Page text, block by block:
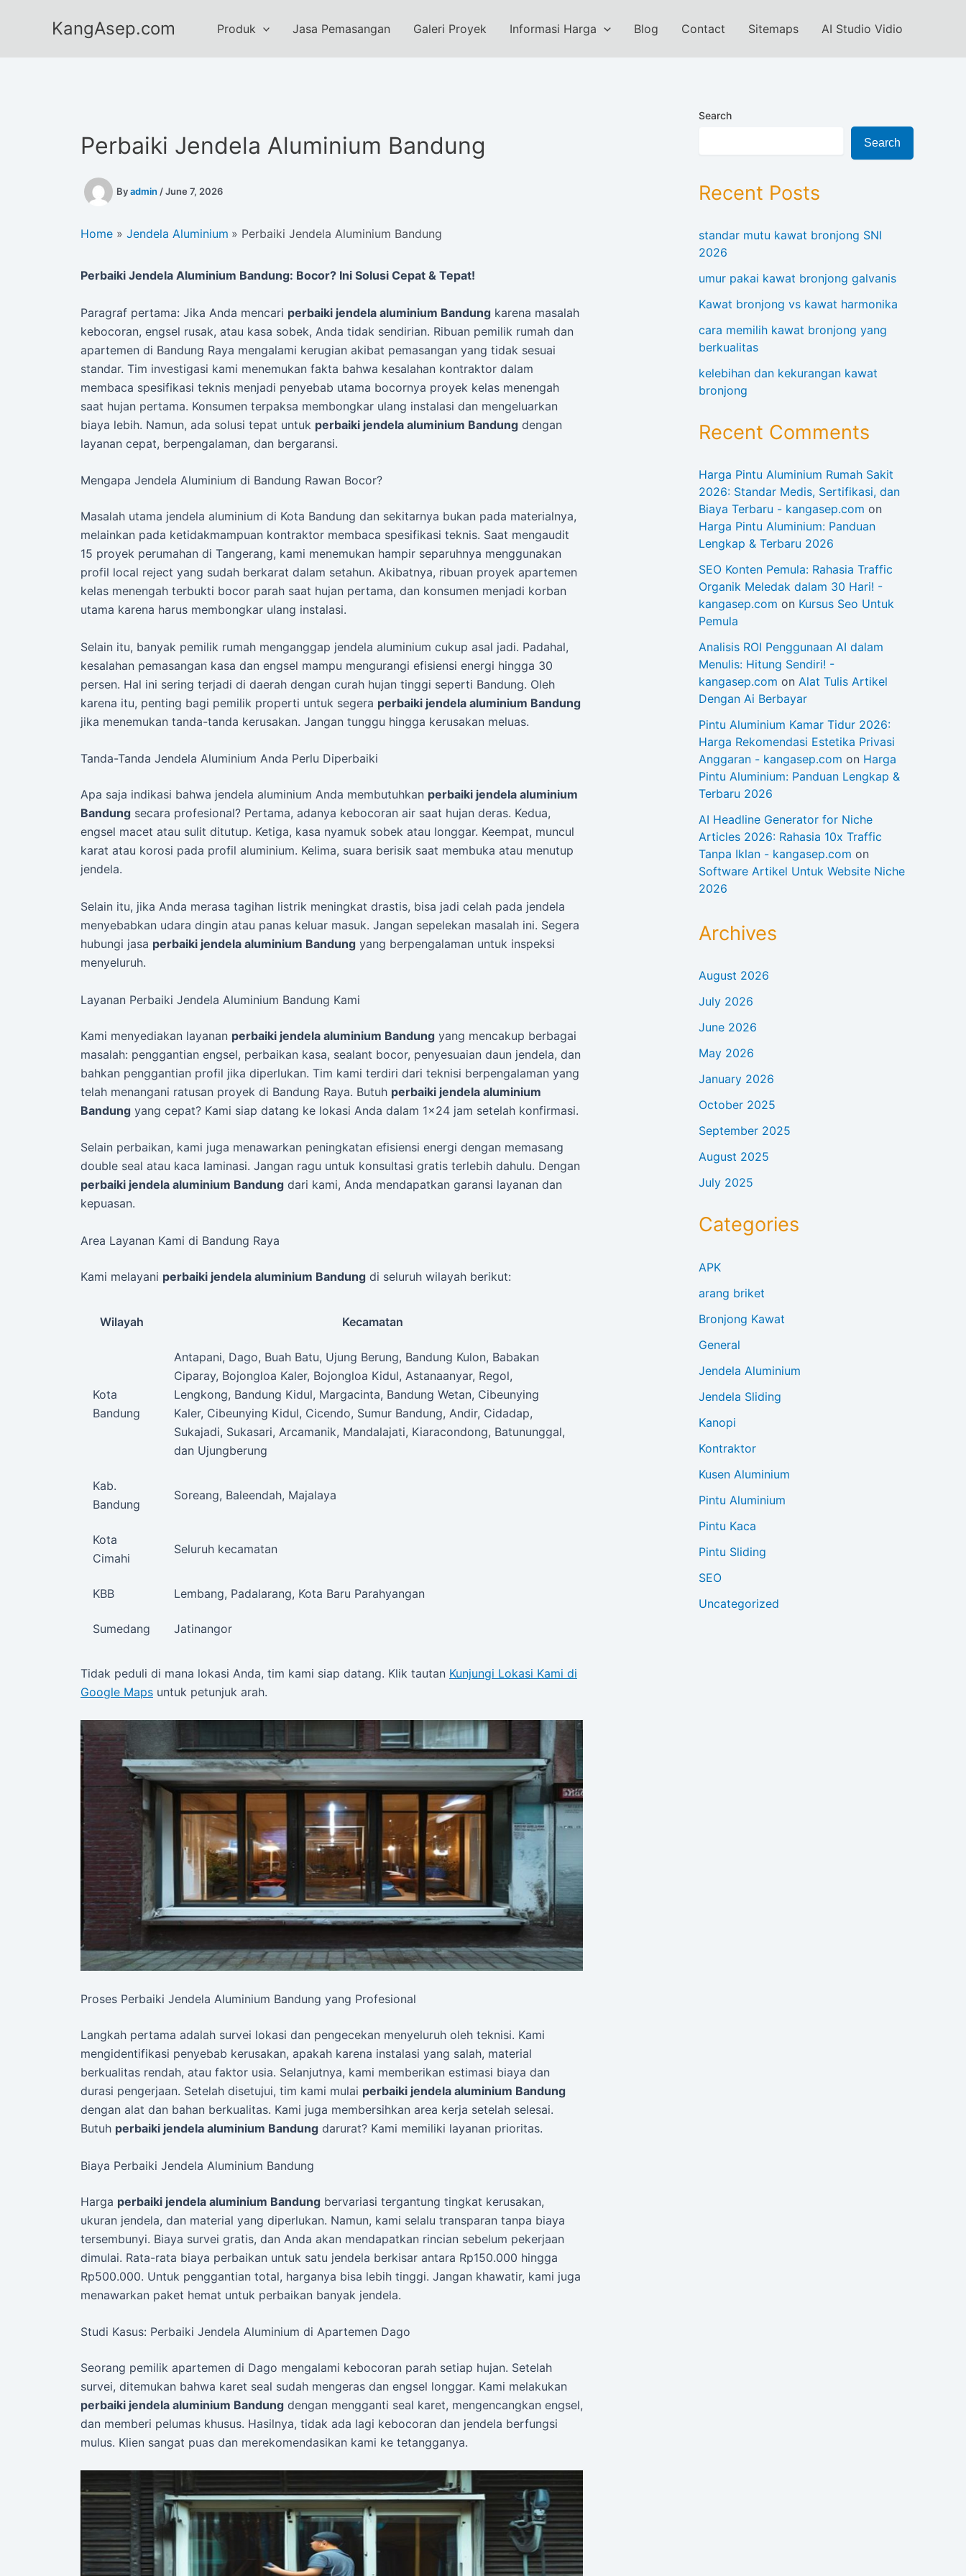
KangAsep.com Produk Jasa Pemasangan Galeri Proyek Informasi Harga Blog Contact Sitemaps AI Studio Vidio
Perbaiki Jendela Aluminium Bandung
Byadmin /June 7, 2026
Home Jendela Aluminium Perbaiki Jendela Aluminium Bandung
Perbaiki Jendela Aluminium Bandung: Bocor? Ini Solusi Cepat & Tepat!
Paragraf pertama: Jika Anda mencari perbaiki jendela aluminium Bandung karena masalah
kebocoran, engsel rusak, atau kasa sobek, Anda tidak sendirian. Ribuan pemilik rumah dan
apartemen di Bandung Raya mengalami kerugian akibat pemasangan yang tidak sesuai
standar. Tim investigasi kami menemukan fakta bahwa kesalahan kontraktor dalam
membaca spesifikasi teknis menjadi penyebab utama bocornya proyek kelas menengah
saat hujan pertama. Konsumen terpaksa membongkar ulang instalasi dan mengeluarkan
biaya lebih. Namun, ada solusi tepat untuk perbaiki jendela aluminium Bandung dengan
layanan cepat, berpengalaman, dan bergaransi.
Mengapa Jendela Aluminium di Bandung Rawan Bocor?
Masalah utama jendela aluminium di Kota Bandung dan sekitarnya bukan pada materialnya,
melainkan pada ketidakmampuan kontraktor membaca spesifikasi teknis. Saat mengaudit
15 proyek perumahan di Tangerang, kami menemukan hampir separuhnya menggunakan
profil local reject yang sudah berkarat dalam setahun. Akibatnya, ribuan proyek apartemen
kelas menengah terbukti bocor parah saat hujan pertama, dan konsumen menjadi korban
utama karena harus membongkar ulang instalasi.
Selain itu, banyak pemilik rumah menganggap jendela aluminium cukup asal jadi. Padahal,
kesalahan pemasangan kasa dan engsel mampu mengurangi efisiensi energi hingga 30
persen. Hal ini sering terjadi di daerah dengan curah hujan tinggi seperti Bandung. Oleh
karena itu, penting bagi pemilik properti untuk segera perbaiki jendela aluminium Bandung
jika menemukan tanda-tanda kerusakan. Jangan tunggu hingga kerusakan meluas.
Tanda-Tanda Jendela Aluminium Anda Perlu Diperbaiki
Apa saja indikasi bahwa jendela aluminium Anda membutuhkan perbaiki jendela aluminium
Bandung secara profesional? Pertama, adanya kebocoran air saat hujan deras. Kedua,
engsel macet atau sulit ditutup. Ketiga, kasa nyamuk sobek atau longgar. Keempat, muncul
karat atau korosi pada profil aluminium. Kelima, suara berisik saat membuka atau menutup
jendela.
Selain itu, jika Anda merasa tagihan listrik meningkat drastis, bisa jadi celah pada jendela
menyebabkan udara dingin atau panas keluar masuk. Jangan sepelekan masalah ini. Segera
hubungi jasa perbaiki jendela aluminium Bandung yang berpengalaman untuk inspeksi
menyeluruh.
Layanan Perbaiki Jendela Aluminium Bandung Kami
Kami menyediakan layanan perbaiki jendela aluminium Bandung yang mencakup berbagai
masalah: penggantian engsel, perbaikan kasa, sealant bocor, penyesuaian daun jendela, dan
bahkan penggantian profil jika diperlukan. Tim kami terdiri dari teknisi berpengalaman yang
telah menangani ratusan proyek di Bandung Raya. Butuh perbaiki jendela aluminium
Bandung yang cepat? Kami siap datang ke lokasi Anda dalam 1×24 jam setelah konfirmasi.
Selain perbaikan, kami juga menawarkan peningkatan efisiensi energi dengan memasang
double seal atau kaca laminasi. Jangan ragu untuk konsultasi gratis terlebih dahulu. Dengan
perbaiki jendela aluminium Bandung dari kami, Anda mendapatkan garansi layanan dan
kepuasan.
Area Layanan Kami di Bandung Raya
Kami melayani perbaiki jendela aluminium Bandung di seluruh wilayah berikut:
Wilayah Kecamatan
Kota
Bandung
Antapani, Dago, Buah Batu, Ujung Berung, Bandung Kulon, Babakan
Ciparay, Bojongloa Kaler, Bojongloa Kidul, Astanaanyar, Regol,
Lengkong, Bandung Kidul, Margacinta, Bandung Wetan, Cibeunying
Kaler, Cibeunying Kidul, Cicendo, Sumur Bandung, Andir, Cidadap,
Sukajadi, Sukasari, Arcamanik, Mandalajati, Kiaracondong, Batununggal,
dan Ujungberung
Kab.
Bandung
Soreang, Baleendah, Majalaya
Kota
Cimahi
Seluruh kecamatan
KBB Lembang, Padalarang, Kota Baru Parahyangan
Sumedang Jatinangor
Tidak peduli di mana lokasi Anda, tim kami siap datang. Klik tautan Kunjungi Lokasi Kami di
Google Maps untuk petunjuk arah.
Proses Perbaiki Jendela Aluminium Bandung yang Profesional
Langkah pertama adalah survei lokasi dan pengecekan menyeluruh oleh teknisi. Kami
mengidentifikasi penyebab kerusakan, apakah karena instalasi yang salah, material
berkualitas rendah, atau faktor usia. Selanjutnya, kami memberikan estimasi biaya dan
durasi pengerjaan. Setelah disetujui, tim kami mulai perbaiki jendela aluminium Bandung
dengan alat dan bahan berkualitas. Kami juga membersihkan area kerja setelah selesai.
Butuh perbaiki jendela aluminium Bandung darurat? Kami memiliki layanan prioritas.
Biaya Perbaiki Jendela Aluminium Bandung
Harga perbaiki jendela aluminium Bandung bervariasi tergantung tingkat kerusakan,
ukuran jendela, dan material yang diperlukan. Namun, kami selalu transparan tanpa biaya
tersembunyi. Biaya survei gratis, dan Anda akan mendapatkan rincian sebelum pekerjaan
dimulai. Rata-rata biaya perbaikan untuk satu jendela berkisar antara Rp150.000 hingga
Rp500.000. Untuk penggantian total, harganya bisa lebih tinggi. Jangan khawatir, kami juga
menawarkan paket hemat untuk perbaikan banyak jendela.
Studi Kasus: Perbaiki Jendela Aluminium di Apartemen Dago
Seorang pemilik apartemen di Dago mengalami kebocoran parah setiap hujan. Setelah
survei, ditemukan bahwa karet seal sudah mengeras dan engsel longgar. Kami melakukan
perbaiki jendela aluminium Bandung dengan mengganti seal karet, mengencangkan engsel,
dan memberi pelumas khusus. Hasilnya, tidak ada lagi kebocoran dan jendela berfungsi
mulus. Klien sangat puas dan merekomendasikan kami ke tetangganya.
Search
Search
Recent Posts
standar mutu kawat bronjong SNI
2026
umur pakai kawat bronjong galvanis
Kawat bronjong vs kawat harmonika
cara memilih kawat bronjong yang
berkualitas
kelebihan dan kekurangan kawat
bronjong
Recent Comments
Harga Pintu Aluminium Rumah Sakit
2026: Standar Medis, Sertifikasi, dan
Biaya Terbaru - kangasep.com on
Harga Pintu Aluminium: Panduan
Lengkap & Terbaru 2026
SEO Konten Pemula: Rahasia Traffic
Organik Meledak dalam 30 Hari! -
kangasep.com on Kursus Seo Untuk
Pemula
Analisis ROI Penggunaan AI dalam
Menulis: Hitung Sendiri! -
kangasep.com on Alat Tulis Artikel
Dengan Ai Berbayar
Pintu Aluminium Kamar Tidur 2026:
Harga Rekomendasi Estetika Privasi
Anggaran - kangasep.com on Harga
Pintu Aluminium: Panduan Lengkap &
Terbaru 2026
AI Headline Generator for Niche
Articles 2026: Rahasia 10x Traffic
Tanpa Iklan - kangasep.com on
Software Artikel Untuk Website Niche
2026
Archives
August 2026
July 2026
June 2026
May 2026
January 2026
October 2025
September 2025
August 2025
July 2025
Categories
APK
arang briket
Bronjong Kawat
General
Jendela Aluminium
Jendela Sliding
Kanopi
Kontraktor
Kusen Aluminium
Pintu Aluminium
Pintu Kaca
Pintu Sliding
SEO
Uncategorized